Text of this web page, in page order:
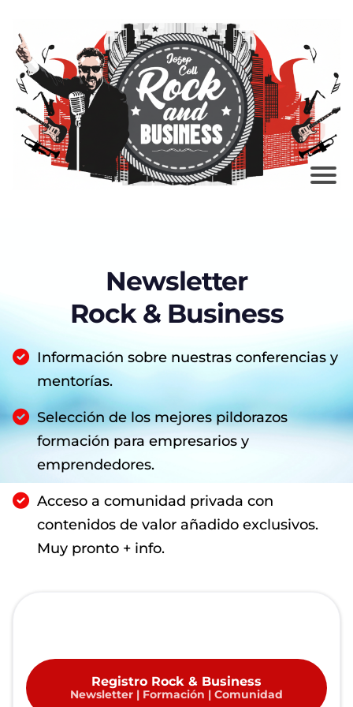
Newsletter
Rock & Business
Información sobre nuestras conferencias y
mentorías.
Selección de los mejores pildorazos
formación para empresarios y
emprendedores.
Acceso a comunidad privada con
contenidos de valor añadido exclusivos.
Muy pronto + info.
Registro Rock & Business
Newsletter | Formación | Comunidad